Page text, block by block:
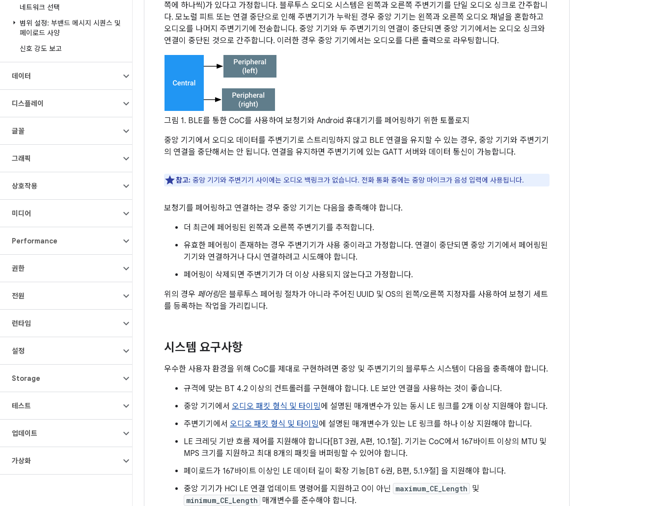
네트워크 선택
범위 설정: 부밴드 메시지 시퀀스 및
페이로드 사양
신호 강도 보고
데이터
디스플레이
글꼴
그래픽
상호작용
미디어
Performance
권한
전원
런타임
설정
Storage
테스트
업데이트
가상화
쪽에 하나씩)가 있다고 가정합니다. 블루투스 오디오 시스템은 왼쪽과 오른쪽 주변기기를 단일 오디오 싱크로 간주합니
다. 모노럴 피트 또는 연결 중단으로 인해 주변기기가 누락된 경우 중앙 기기는 왼쪽과 오른쪽 오디오 채널을 혼합하고
오디오를 나머지 주변기기에 전송합니다. 중앙 기기와 두 주변기기의 연결이 중단되면 중앙 기기에서는 오디오 싱크와
연결이 중단된 것으로 간주합니다. 이러한 경우 중앙 기기에서는 오디오를 다른 출력으로 라우팅합니다.
그림 1. BLE를 통한 CoC를 사용하여 보청기와 Android 휴대기기를 페어링하기 위한 토폴로지
중앙 기기에서 오디오 데이터를 주변기기로 스트리밍하지 않고 BLE 연결을 유지할 수 있는 경우, 중앙 기기와 주변기기
의 연결을 중단해서는 안 됩니다. 연결을 유지하면 주변기기에 있는 GATT 서버와 데이터 통신이 가능합니다.
참고: 중앙 기기와 주변기기 사이에는 오디오 백링크가 없습니다. 전화 통화 중에는 중앙 마이크가 음성 입력에 사용됩니다.
보청기를 페어링하고 연결하는 경우 중앙 기기는 다음을 충족해야 합니다.
더 최근에 페어링된 왼쪽과 오른쪽 주변기기를 추적합니다.
유효한 페어링이 존재하는 경우 주변기기가 사용 중이라고 가정합니다. 연결이 중단되면 중앙 기기에서 페어링된
기기와 연결하거나 다시 연결하려고 시도해야 합니다.
페어링이 삭제되면 주변기기가 더 이상 사용되지 않는다고 가정합니다.
위의 경우 페어링은 블루투스 페어링 절차가 아니라 주어진 UUID 및 OS의 왼쪽/오른쪽 지정자를 사용하여 보청기 세트
를 등록하는 작업을 가리킵니다.
시스템 요구사항
우수한 사용자 환경을 위해 CoC를 제대로 구현하려면 중앙 및 주변기기의 블루투스 시스템이 다음을 충족해야 합니다.
규격에 맞는 BT 4.2 이상의 컨트롤러를 구현해야 합니다. LE 보안 연결을 사용하는 것이 좋습니다.
중앙 기기에서 오디오 패킷 형식 및 타이밍에 설명된 매개변수가 있는 동시 LE 링크를 2개 이상 지원해야 합니다.
주변기기에서 오디오 패킷 형식 및 타이밍에 설명된 매개변수가 있는 LE 링크를 하나 이상 지원해야 합니다.
LE 크레딧 기반 흐름 제어를 지원해야 합니다[BT 3권, A편, 10.1절]. 기기는 CoC에서 167바이트 이상의 MTU 및
MPS 크기를 지원하고 최대 8개의 패킷을 버퍼링할 수 있어야 합니다.
페이로드가 167바이트 이상인 LE 데이터 길이 확장 기능[BT 6권, B편, 5.1.9절] 을 지원해야 합니다.
중앙 기기가 HCI LE 연결 업데이트 명령어를 지원하고 0이 아닌 maximum_CE_Length 및
minimum_CE_Length 매개변수를 준수해야 합니다.